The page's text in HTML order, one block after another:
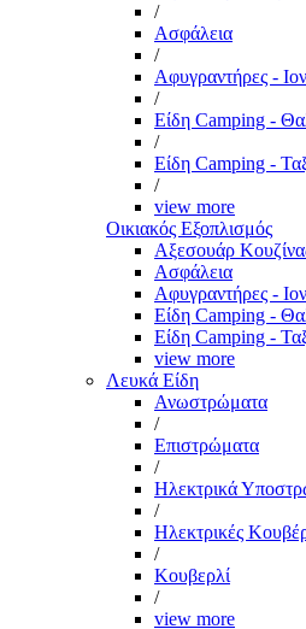
/
Ασφάλεια
/
Αφυγραντήρες -
/
Είδη Camping -
/
Είδη Camping -
/
view more
Οικιακός Εξοπλισμός
Αξεσουάρ
Ασφάλεια
Αφυγραντήρες -
Είδη Camping -
Είδη Camping -
view more
Λευκά Είδη
Ανωστρώματα
/
Επιστρώματα
/
Ηλεκτρικά
/
Ηλεκτρικές
/
Κουβερλί
/
view more